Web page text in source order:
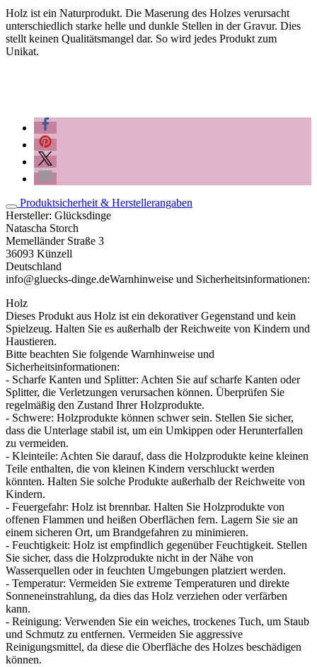
Holz ist ein Naturprodukt. Die Maserung des Holzes verursacht
unterschiedlich starke helle und dunkle Stellen in der Gravur. Dies
stellt keinen Qualitätsmangel dar. So wird jedes Produkt zum
Unikat.
Produktsicherheit & Herstellerangaben
Hersteller: Glücksdinge
Natascha Storch
Memelländer Straße 3
36093 Künzell
Deutschland
info@gluecks-dinge.deWarnhinweise und Sicherheitsinformationen:
Holz
Dieses Produkt aus Holz ist ein dekorativer Gegenstand und kein
Spielzeug. Halten Sie es außerhalb der Reichweite von Kindern und
Haustieren.
Bitte beachten Sie folgende Warnhinweise und
Sicherheitsinformationen:
- Scharfe Kanten und Splitter: Achten Sie auf scharfe Kanten oder
Splitter, die Verletzungen verursachen können. Überprüfen Sie
regelmäßig den Zustand Ihrer Holzprodukte.
- Schwere: Holzprodukte können schwer sein. Stellen Sie sicher,
dass die Unterlage stabil ist, um ein Umkippen oder Herunterfallen
zu vermeiden.
- Kleinteile: Achten Sie darauf, dass die Holzprodukte keine kleinen
Teile enthalten, die von kleinen Kindern verschluckt werden
könnten. Halten Sie solche Produkte außerhalb der Reichweite von
Kindern.
- Feuergefahr: Holz ist brennbar. Halten Sie Holzprodukte von
offenen Flammen und heißen Oberflächen fern. Lagern Sie sie an
einem sicheren Ort, um Brandgefahren zu minimieren.
- Feuchtigkeit: Holz ist empfindlich gegenüber Feuchtigkeit. Stellen
Sie sicher, dass die Holzprodukte nicht in der Nähe von
Wasserquellen oder in feuchten Umgebungen platziert werden.
- Temperatur: Vermeiden Sie extreme Temperaturen und direkte
Sonneneinstrahlung, da dies das Holz verziehen oder verfärben
kann.
- Reinigung: Verwenden Sie ein weiches, trockenes Tuch, um Staub
und Schmutz zu entfernen. Vermeiden Sie aggressive
Reinigungsmittel, da diese die Oberfläche des Holzes beschädigen
können.